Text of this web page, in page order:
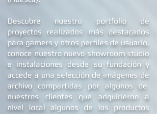
Descompresor
Reproductor VLC
COMPATIBILIDAD
S.O compatibles:
Windows 10 y 11
Linux
CPU's compatibles
RAM compatible
Descubre nuestro portfolio de
proyectos realizados más destacados
para gamers y otros perfiles de usuario,
conoce nuestro nuevo showroom studio
e instalaciones desde su fundación y
accede a una selección de imágenes de
archivo compartidas por algunos de
nuestros clientes que adquirieron a
nivel local algunos de los productos